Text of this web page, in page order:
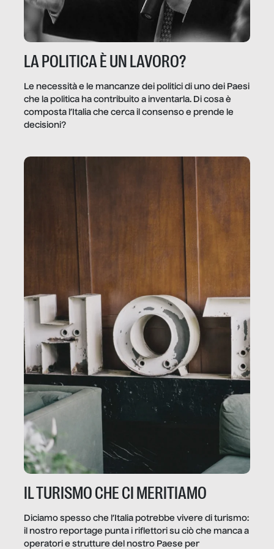
LA POLITICA È UN LAVORO?
Le necessità e le mancanze dei politici di uno dei Paesi
che la politica ha contribuito a inventarla. Di cosa è
composta l’Italia che cerca il consenso e prende le
decisioni?
IL TURISMO CHE CI MERITIAMO
Diciamo spesso che l’Italia potrebbe vivere di turismo:
il nostro reportage punta i riflettori su ciò che manca a
operatori e strutture del nostro Paese per